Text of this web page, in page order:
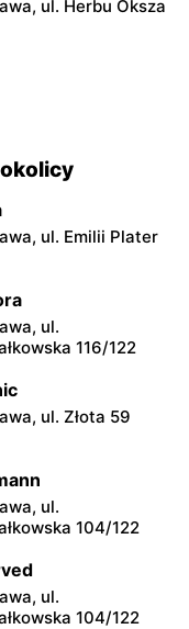
ul. Herbu Oksza
ul. Światowida
ul. Jana Pawła II
Sienkiewicza 46
63A
119
ul. Emilii Plater
ul.
116/122
ul. Złota 59
ul.
104/122
ul.
104/122